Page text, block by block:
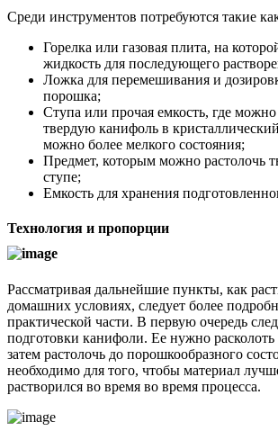
Среди инструментов потребуются такие
Горелка или газовая плита, на
жидкость для последующего
Ложка для перемешивания и
порошка;
Ступа или прочая емкость, где можно
твердую канифоль в
можно более мелкого состояния;
Предмет, которым можно растолочь
ступе;
Емкость для хранения
Технология и пропорции
Рассматривая дальнейшие пункты, как
домашних условиях, следует более
практической части. В первую очередь
подготовки канифоли. Ее нужно расколоть
затем растолочь до порошкообразного
необходимо для того, чтобы материал
растворился во время во время процесса.